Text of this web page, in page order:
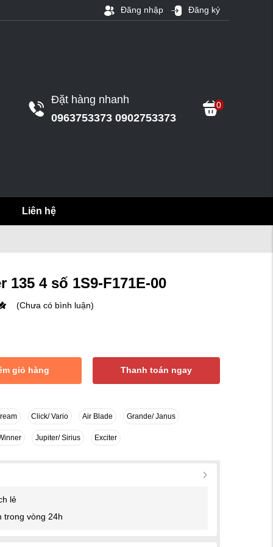
Đăng nhập Đăng ký
Đặt hàng nhanh
0963753373 0902753373
0
Liên hệ
135 4 số 1S9-F171E-00
(Chưa có bình luận)
giỏ hàng Thanh toán ngay
Click/ Vario Air Blade Grande/ Janus
Jupiter/ Sirius Exciter
lẻ
trong vòng 24h